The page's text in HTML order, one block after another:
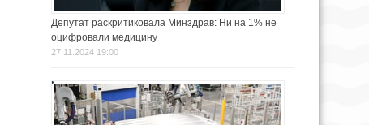
Депутат раскритиковала Минздрав: Ни на 1% не
оцифровали медицину
27.11.2024 19:00